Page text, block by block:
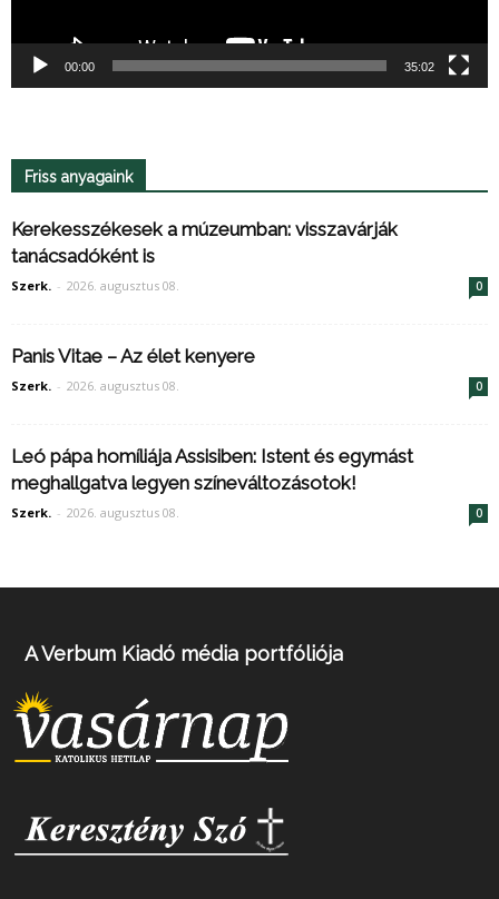
00:00 35:02
Friss anyagaink
Kerekesszékesek a múzeumban: visszavárják
tanácsadóként is
Szerk. - 2026. augusztus 08. 0
Panis Vitae – Az élet kenyere
Szerk. - 2026. augusztus 08. 0
Leó pápa homíliája Assisiben: Istent és egymást
meghallgatva legyen színeváltozásotok!
Szerk. - 2026. augusztus 08. 0
A Verbum Kiadó média portfóliója